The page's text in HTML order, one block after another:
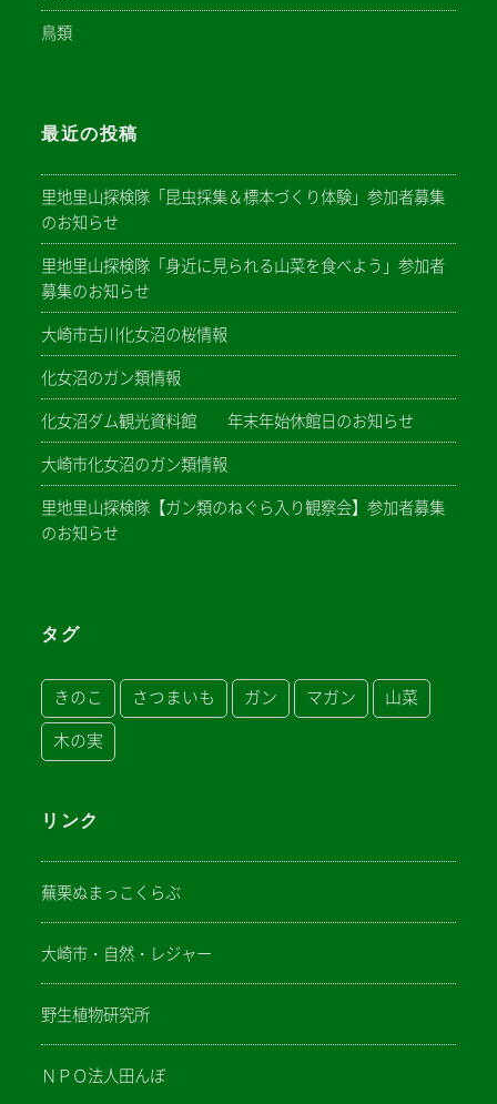
鳥類
最近の投稿
里地里山探検隊「昆虫採集＆標本づくり体験」参加者募集
のお知らせ
里地里山探検隊「身近に見られる山菜を食べよう」参加者
募集のお知らせ
大崎市古川化女沼の桜情報
化女沼のガン類情報
化女沼ダム観光資料館 年末年始休館日のお知らせ
大崎市化女沼のガン類情報
里地里山探検隊【ガン類のねぐら入り観察会】参加者募集
のお知らせ
タグ
きのこ さつまいも ガン マガン 山菜
木の実
リンク
蕪栗ぬまっこくらぶ
大崎市・自然・レジャー
野生植物研究所
ＮＰＯ法人田んぼ